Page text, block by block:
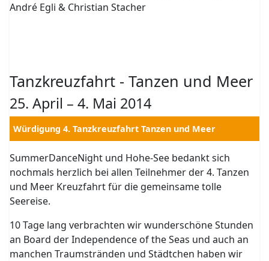
André Egli & Christian Stacher
Tanzkreuzfahrt - Tanzen und Meer
25. April – 4. Mai 2014
Würdigung 4. Tanzkreuzfahrt Tanzen und Meer
SummerDanceNight und Hohe-See bedankt sich
nochmals herzlich bei allen Teilnehmer der 4. Tanzen
und Meer Kreuzfahrt für die gemeinsame tolle
Seereise.
10 Tage lang verbrachten wir wunderschöne Stunden
an Board der Independence of the Seas und auch an
manchen Traumstränden und Städtchen haben wir